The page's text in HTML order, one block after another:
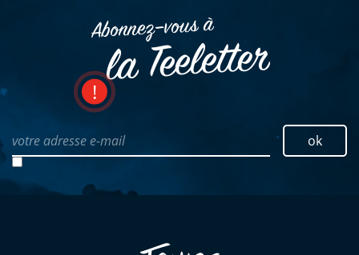
Abonnez–vous à
la Teeletter
votre adresse e-mail ok